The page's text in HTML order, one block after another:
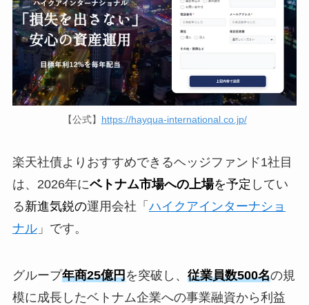
【公式】 https://hayqua-international.co.jp/
楽天社債よりおすすめできるヘッジファンド1社目
は、2026年にベトナム市場への上場を予定 してい
る新進気鋭の運用会社「 ハイクアインターナショ
ナル」です。
グループ年商25億円を突破し、 従業員数500名の規
模に 成長したベトナム企業への事業融資から利益